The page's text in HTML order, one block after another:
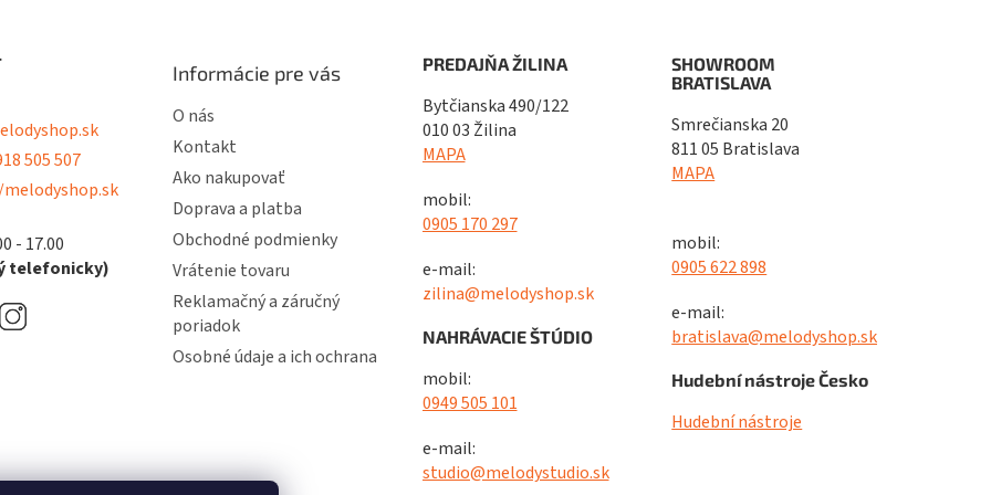
505 507
- 17.00
telefonicky)
Informácie pre vás
O nás
Kontakt
Ako nakupovať
Doprava a platba
Obchodné podmienky
Vrátenie tovaru
Reklamačný a záručný
poriadok
Osobné údaje a ich ochrana
PREDAJŇA ŽILINA
Bytčianska 490/122
010 03 Žilina
MAPA
mobil:
0905 170 297
e-mail:
zilina@melodyshop.sk
NAHRÁVACIE ŠTÚDIO
mobil:
0949 505 101
e-mail:
studio@melodystudio.sk
SHOWROOM
BRATISLAVA
Smrečianska 20
811 05 Bratislava
MAPA
mobil:
0905 622 898
e-mail:
bratislava@melodyshop.sk
Hudební nástroje Česko
Hudební nástroje